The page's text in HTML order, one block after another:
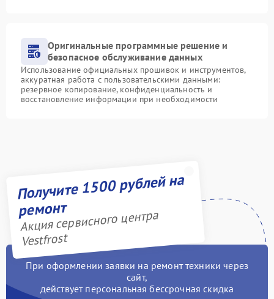
Оригинальные программные решение и
безопасное обслуживание данных
Использование официальных прошивок и инструментов,
аккуратная работа с пользовательскими данными:
резервное копирование, конфиденциальность и
восстановление информации при необходимости
Получите 1500 рублей на
ремонт
Акция сервисного центра
Vestfrost
При оформлении заявки на ремонт техники через
сайт,
действует персональная бессрочная скидка